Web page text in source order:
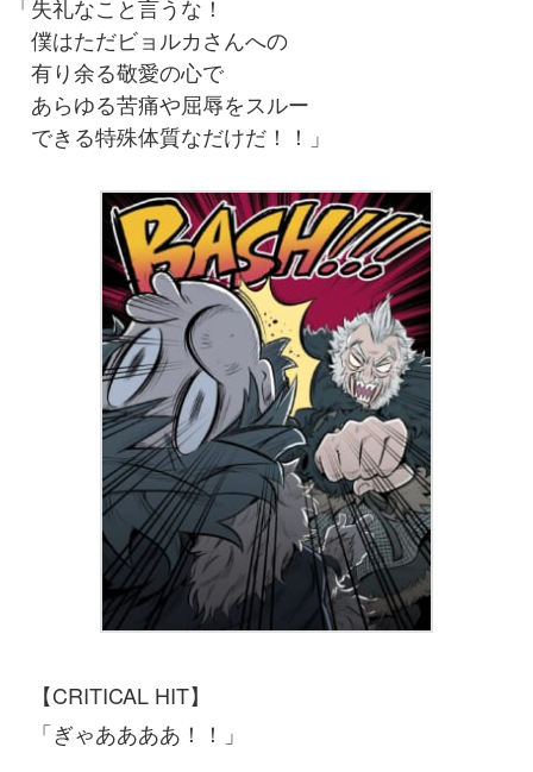
「失礼なこと言うな！
僕はただビョルカさんへの
有り余る敬愛の心で
あらゆる苦痛や屈辱をスルー
できる特殊体質なだけだ！！」
【CRITICAL HIT】
「ぎゃああああ！！」